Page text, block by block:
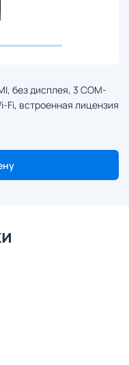
без дисплея, 3 COM-
Fi, встроенная лицензия